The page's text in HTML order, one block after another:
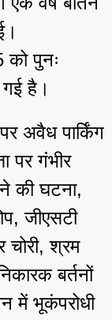
को पुनः
गई है।
अवैध पार्किंग
पर गंभीर
की घटना,
जीएसटी
चोरी, श्रम
बर्तनों
में भूकंपरोधी